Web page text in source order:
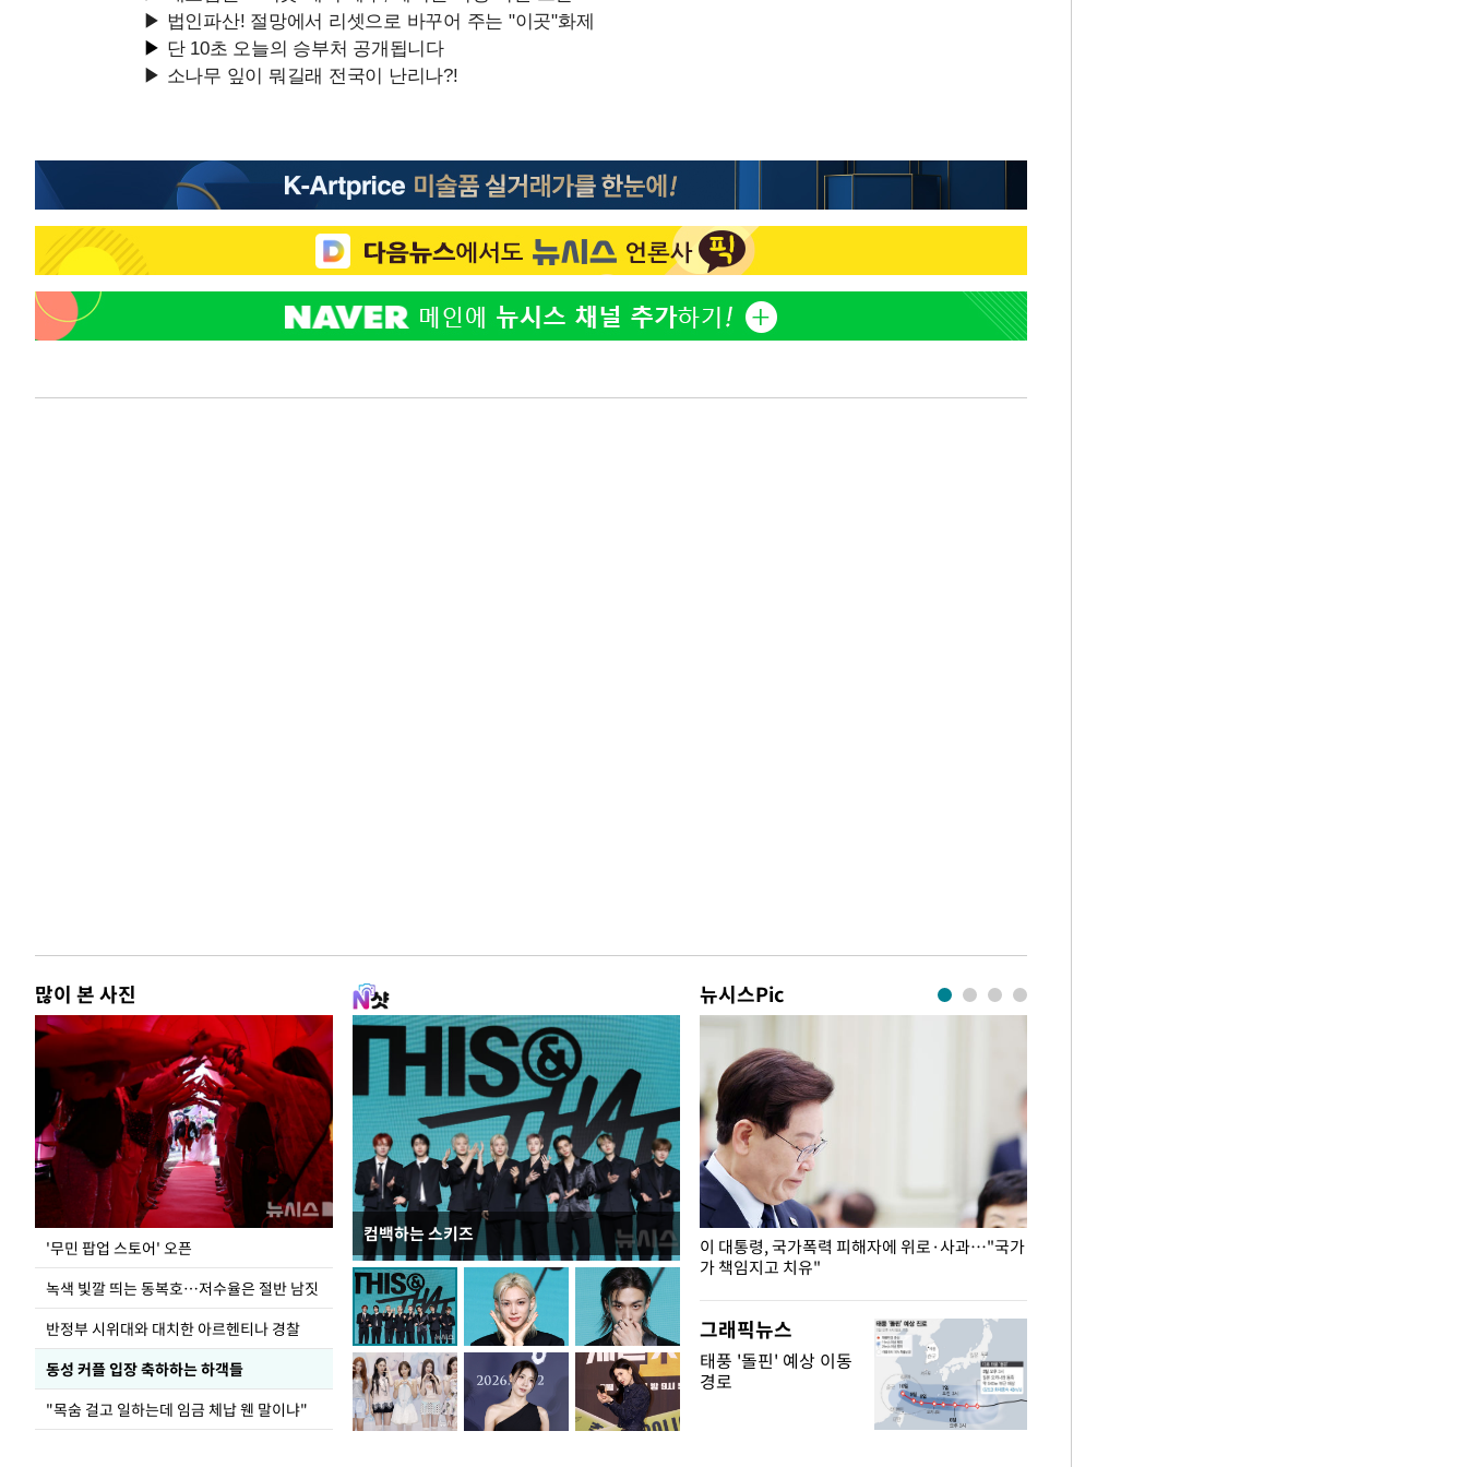
많이 본 사진
'무민 팝업 스토어' 오픈
녹색 빛깔 띄는 동복호…저수율은 절반 남짓
반정부 시위대와 대치한 아르헨티나 경찰
동성 커플 입장 축하하는 하객들
"목숨 걸고 일하는데 임금 체납 웬 말이냐"
컴백하는 스키즈
뉴시스Pic
지석천 뒤덮은 개구리밥
이 대통령, 국가폭력 피해자에 위로·사과…"국가
가 책임지고 치유"
그래픽뉴스
태풍 '돌핀' 예상 이동
경로